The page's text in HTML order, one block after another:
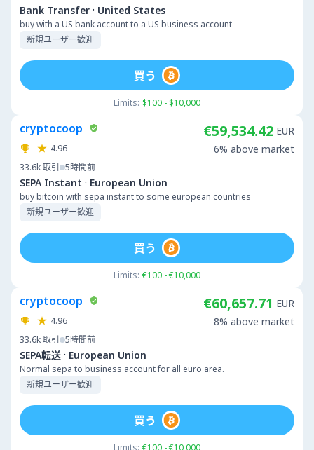
Bank Transfer · United States
buy with a US bank account to a US business account
新規ユーザー歓迎
Limits: $100 - $10,000
買う
cryptocoop
4.96
33.6k取引 5時間前
SEPA Instant · European Union
buy bitcoin with sepa instant to some european countries
新規ユーザー歓迎
€59,534.42 EUR
6% above market
Limits: €100 - €10,000
買う
cryptocoop
4.96
33.6k取引 5時間前
SEPA転送 · European Union
Normal sepa to business account for all euro area.
新規ユーザー歓迎
€60,657.71 EUR
8% above market
Limits: €100 - €10,000
買う